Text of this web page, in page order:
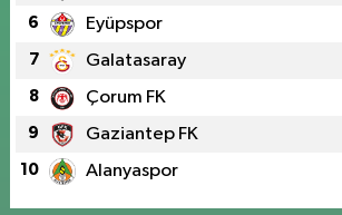
6 Eyüpspor
7 Galatasaray
8 Çorum FK
9 Gaziantep FK
10 Alanyaspor